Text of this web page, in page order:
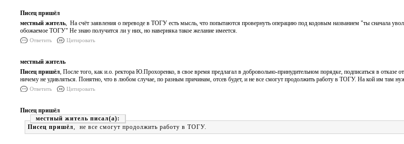
Писец пришёл
местный житель, На счёт заявления о переводе в ТОГУ есть мысль, что попытаются провернуть операцию под кодовым названием "ты сначала
обожаемое ТОГУ" Не знаю получится ли у них, но наверняка такое желание имеется.
Ответить Цитировать
местный житель
Писец пришёл, После того, как и.о. ректора Ю.Прохоренко, в свое время предлагал в добровольно-принудительном порядке, подписаться в отказе
ничему не удивляться. Понятно, что в любом случае, по разным причинам, отсев будет, и не все смогут продолжить работу в ТОГУ. На кой им там
Ответить Цитировать
Писец пришёл
местный житель
Писец пришёл, не все смогут продолжить работу в ТОГУ.